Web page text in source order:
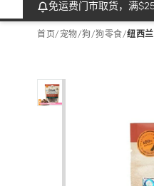
免运费门市取货，满
首页/ 宠物/狗/狗零食/纽西